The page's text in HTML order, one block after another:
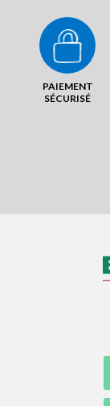
PAIEMENT
SÉCURISÉ